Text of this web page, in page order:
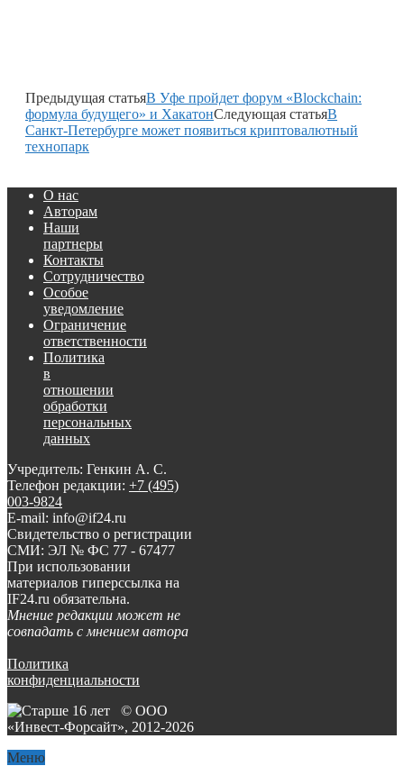
Предыдущая статьяВ Уфе пройдет форум «Blockchain:
формула будущего» и ХакатонСледующая статьяВ
Санкт-Петербурге может появиться криптовалютный
технопарк
О нас
Авторам
Наши
партнеры
Контакты
Сотрудничество
Особое
уведомление
Ограничение
ответственности
Политика
в
отношении
обработки
персональных
данных
Учредитель: Генкин А. С.
Телефон редакции: +7 (495)
003-9824
E-mail: info@if24.ru
Свидетельство о регистрации
СМИ: ЭЛ № ФС 77 - 67477
При использовании
материалов гиперссылка на
IF24.ru обязательна.
Мнение редакции может не
совпадать с мнением автора
Политика
конфиденциальности
© ООО
«Инвест-Форсайт», 2012-2026
Меню